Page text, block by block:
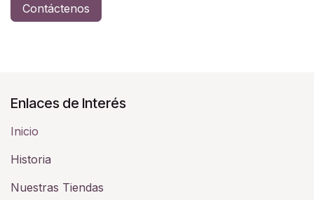
Contáctenos
Enlaces de Interés
Inicio
Historia​
Nuestras Tiendas